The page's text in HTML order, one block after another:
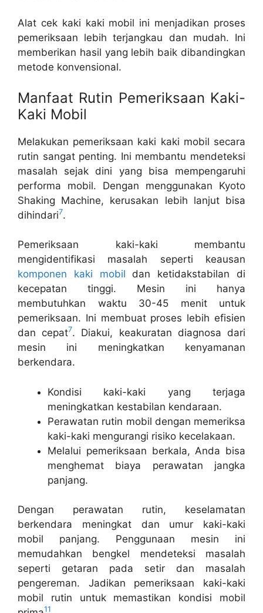
Alat cek kaki kaki mobil ini menjadikan proses
pemeriksaan lebih terjangkau dan mudah. Ini
memberikan hasil yang lebih baik dibandingkan
metode konvensional.
Manfaat Rutin Pemeriksaan Kaki-
Kaki Mobil
Melakukan pemeriksaan kaki kaki mobil secara
rutin sangat penting. Ini membantu mendeteksi
masalah sejak dini yang bisa mempengaruhi
performa mobil. Dengan menggunakan Kyoto
Shaking Machine, kerusakan lebih lanjut bisa
dihindari7.
Pemeriksaan kaki-kaki membantu
mengidentifikasi masalah seperti keausan
komponen kaki mobil dan ketidakstabilan di
kecepatan tinggi. Mesin ini hanya
membutuhkan waktu 30-45 menit untuk
pemeriksaan. Ini membuat proses lebih efisien
dan cepat7. Diakui, keakuratan diagnosa dari
mesin ini meningkatkan kenyamanan
berkendara.
Kondisi kaki-kaki yang terjaga
meningkatkan kestabilan kendaraan.
Perawatan rutin mobil dengan memeriksa
kaki-kaki mengurangi risiko kecelakaan.
Melalui pemeriksaan berkala, Anda bisa
menghemat biaya perawatan jangka
panjang.
Dengan perawatan rutin, keselamatan
berkendara meningkat dan umur kaki-kaki
mobil panjang. Penggunaan mesin ini
memudahkan bengkel mendeteksi masalah
seperti getaran pada setir dan masalah
pengereman. Jadikan pemeriksaan kaki-kaki
mobil rutin untuk memastikan kondisi mobil
11